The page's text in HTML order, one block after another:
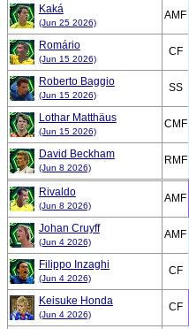
Kaká
(Jun 25 2026)
AMF
Romário
(Jun 15 2026)
CF
Roberto Baggio
(Jun 15 2026)
SS
Lothar Matthäus
(Jun 15 2026)
CMF
David Beckham
(Jun 8 2026)
RMF
Rivaldo
(Jun 8 2026)
AMF
Johan Cruyff
(Jun 4 2026)
AMF
Filippo Inzaghi
(Jun 4 2026)
CF
Keisuke Honda
(Jun 4 2026)
CF